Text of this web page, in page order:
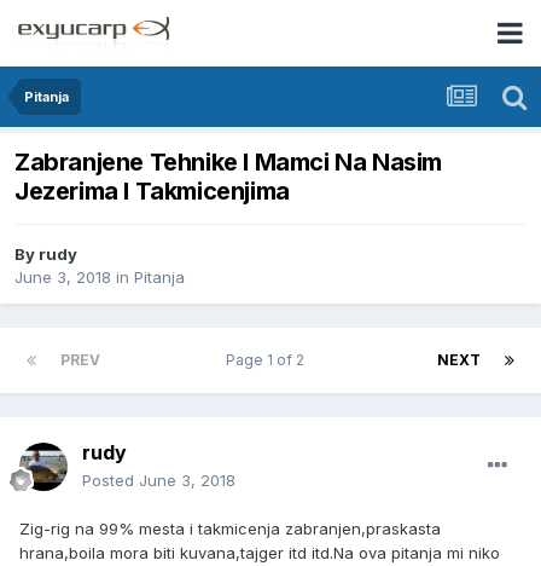
Pitanja
Zabranjene Tehnike I Mamci Na Nasim
Jezerima I Takmicenjima
By rudy
June 3, 2018 in Pitanja
PREV NEXT
Page 1 of 2
rudy
Posted June 3, 2018
Zig-rig na 99% mesta i takmicenja zabranjen,praskasta
hrana,boila mora biti kuvana,tajger itd itd.Na ova pitanja mi niko